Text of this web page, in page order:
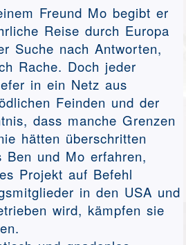
Freund Mo begibt er
Reise durch Europa
Suche nach Antworten,
Rache. Doch jeder
in ein Netz aus
Feinden und der
dass manche Grenzen
hätten überschritten
Ben und Mo erfahren,
Projekt auf Befehl
in den USA und
wird, kämpfen sie